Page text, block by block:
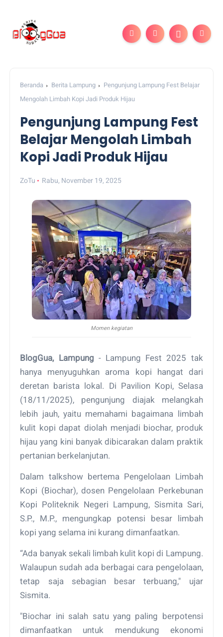
Beranda Berita Lampung
Pengunjung Lampung Fest Belajar
Mengolah Limbah Kopi Jadi Produk Hijau
Pengunjung Lampung Fest
Belajar Mengolah Limbah
Kopi Jadi Produk Hijau
ZoTu Rabu, November 19, 2025
Momen kegiatan
BlogGua, Lampung - Lampung Fest 2025 tak
hanya menyuguhkan aroma kopi hangat dari
deretan barista lokal. Di Pavilion Kopi, Selasa
(18/11/2025), pengunjung diajak melangkah
lebih jauh, yaitu memahami bagaimana limbah
kulit kopi dapat diolah menjadi biochar, produk
hijau yang kini banyak dibicarakan dalam praktik
pertanian berkelanjutan.
Dalam talkshow bertema Pengelolaan Limbah
Kopi (Biochar), dosen Pengelolaan Perkebunan
Kopi Politeknik Negeri Lampung, Sismita Sari,
S.P., M.P., mengungkap potensi besar limbah
kopi yang selama ini kurang dimanfaatkan.
“Ada banyak sekali limbah kulit kopi di Lampung.
Walaupun sudah ada berbagai cara pengelolaan,
tetap saja sebagian besar terbuang," ujar
Sismita.
"Biochar ini salah satu yang paling berpotensi
dimanfaatkan untuk mendukung ekonomi